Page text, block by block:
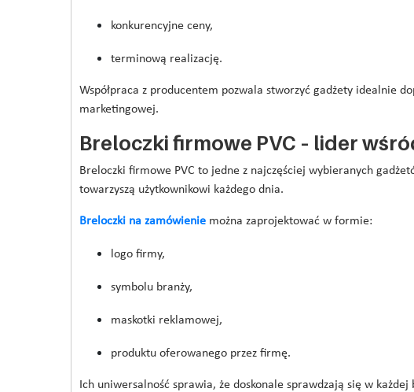
konkurencyjne ceny,
terminową realizację.
Współpraca z producentem pozwala stworzyć gadżety idealnie
marketingowej.
Breloczki firmowe PVC – lider
Breloczki firmowe PVC to jedne z najczęściej wybieranych
towarzyszą użytkownikowi każdego dnia.
Breloczki na zamówieniemożna zaprojektować w formie:
logo firmy,
symbolu branży,
maskotki reklamowej,
produktu oferowanego przez firmę.
Ich uniwersalność sprawia, że doskonale sprawdzają się w